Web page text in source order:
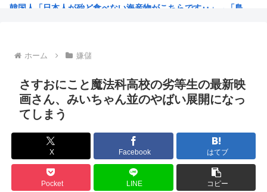
韓国人「日本人が殆ど食べない海産物がこちらです‥」→「島...
片山さつき、高市反逆罪で粛清へwww
イラストレーター「猫のキャラ描きました。全員分かるかな？...
【動画】高市早苗さん、広島の被爆者代表を睨みつけてしまい...
口を開けたマッコウクジラが正面から接近、素手で頭を押し返...
民主党政権「トヨタですら赤字でした、中小企業はもっとヤバ...
お盆休み3日目はじめる 高市早苗「休みは義務よ
美人女性声優さん、女の子同士でキスしてしまう
中田「もし今日本に外道がいるなら円安上等！って言うわけよ...
ホーム 嫌儲
さすおにこと魔法科高校の劣等生の最新映
画さん、みいちゃん並のやばい展開になっ
てしまう
X Facebook はてブ
Pocket LINE コピー